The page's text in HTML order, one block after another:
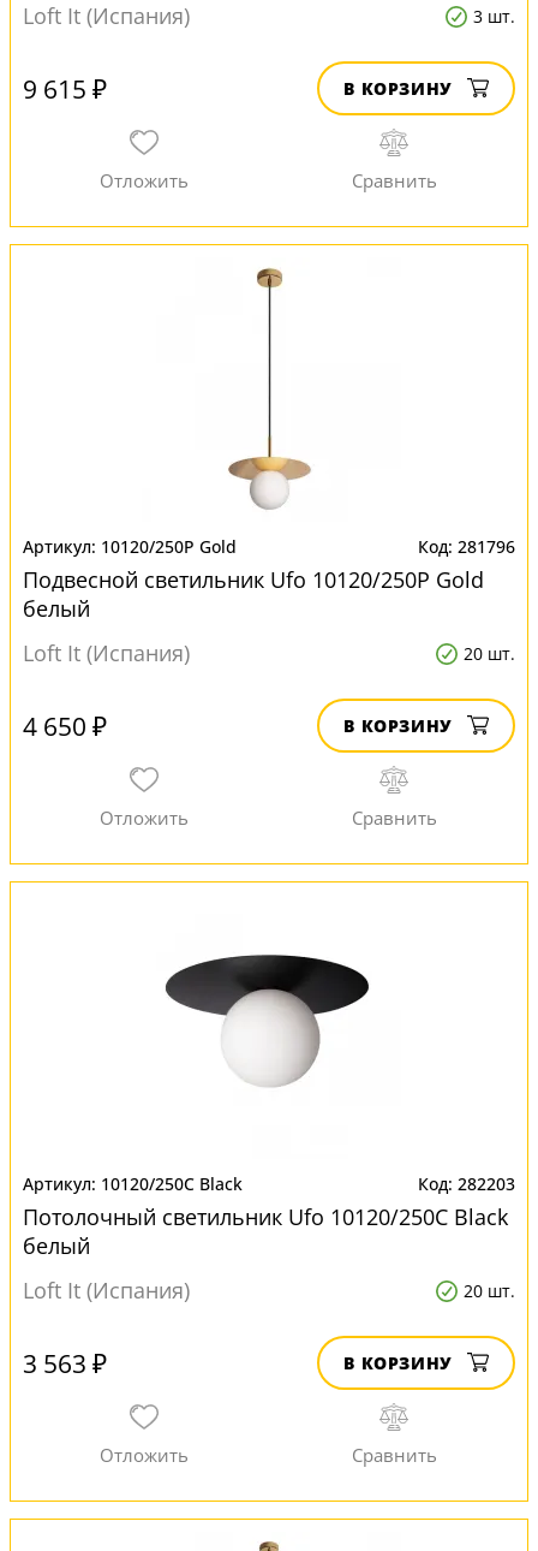
Loft It (Испания)
3 шт.
9 615 ₽ В КОРЗИНУ
10120/250P Gold 281796
Подвесной светильник Ufo 10120/250P Gold
белый
Loft It (Испания)
20 шт.
4 650 ₽ В КОРЗИНУ
10120/250C Black 282203
Потолочный светильник Ufo 10120/250C Black
белый
Loft It (Испания)
20 шт.
3 563 ₽ В КОРЗИНУ